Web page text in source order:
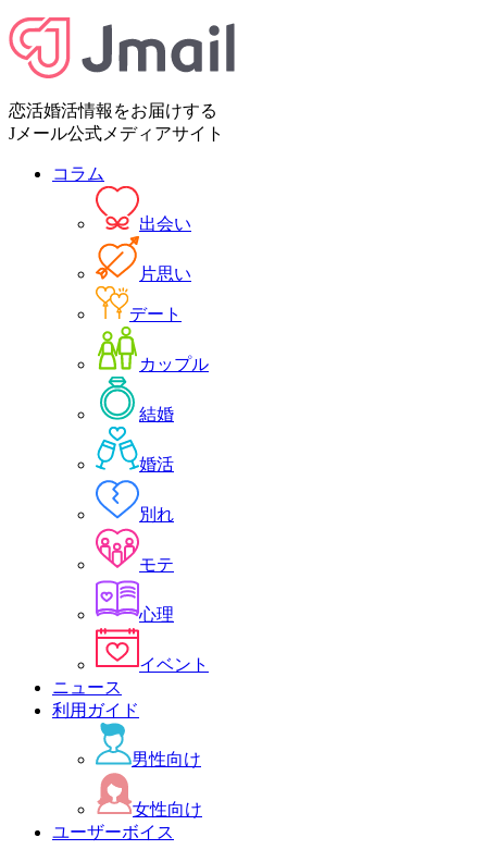
恋活婚活情報をお届けする
Jメール公式メディアサイト
コラム
出会い
片思い
デート
カップル
結婚
婚活
別れ
モテ
心理
イベント
ニュース
利用ガイド
男性向け
女性向け
ユーザーボイス